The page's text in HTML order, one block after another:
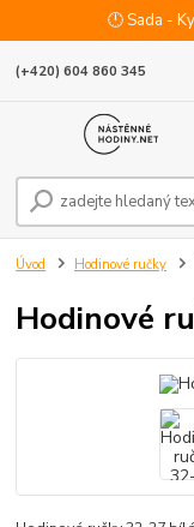
🕛 Sada -
(+420) 604 860 345
Úvod Hodinové ručky
Hodinové